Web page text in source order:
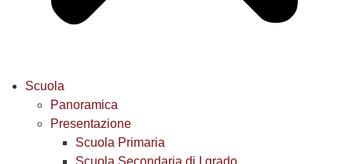
Scuola
Panoramica
Presentazione
Scuola Primaria
Scuola Secondaria di I grado